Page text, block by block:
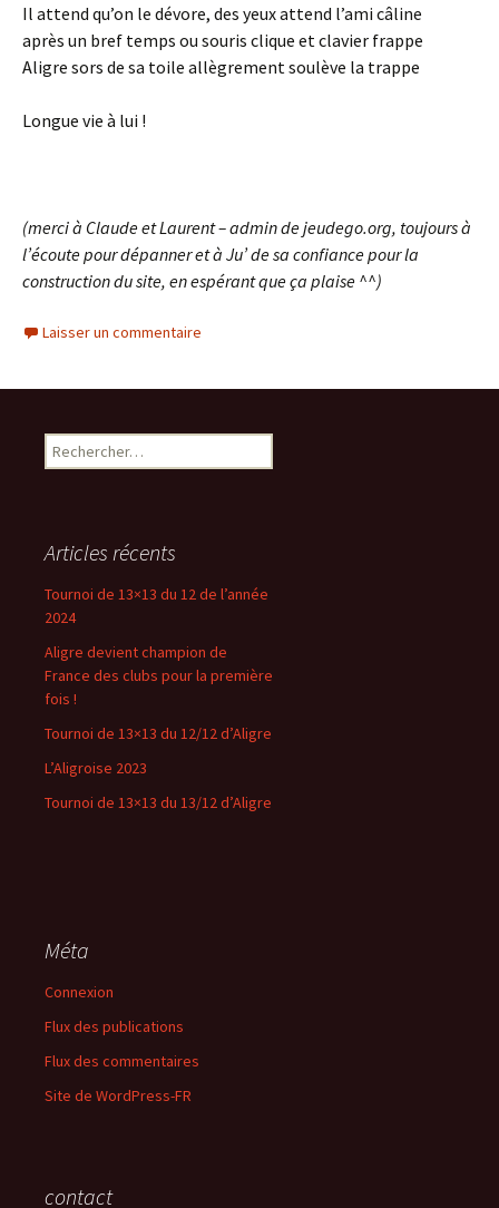
Il attend qu’on le dévore, des yeux attend l’ami câline
après un bref temps ou souris clique et clavier frappe
Aligre sors de sa toile allègrement soulève la trappe
Longue vie à lui !
(merci à Claude et Laurent – admin de jeudego.org, toujours à
l’écoute pour dépanner et à Ju’ de sa confiance pour la
construction du site, en espérant que ça plaise ^^)
Laisser un commentaire
Rechercher :
Articles récents
Tournoi de 13×13 du 12 de l’année
2024
Aligre devient champion de
France des clubs pour la première
fois !
Tournoi de 13×13 du 12/12 d’Aligre
L’Aligroise 2023
Tournoi de 13×13 du 13/12 d’Aligre
Méta
Connexion
Flux des publications
Flux des commentaires
Site de WordPress-FR
contact